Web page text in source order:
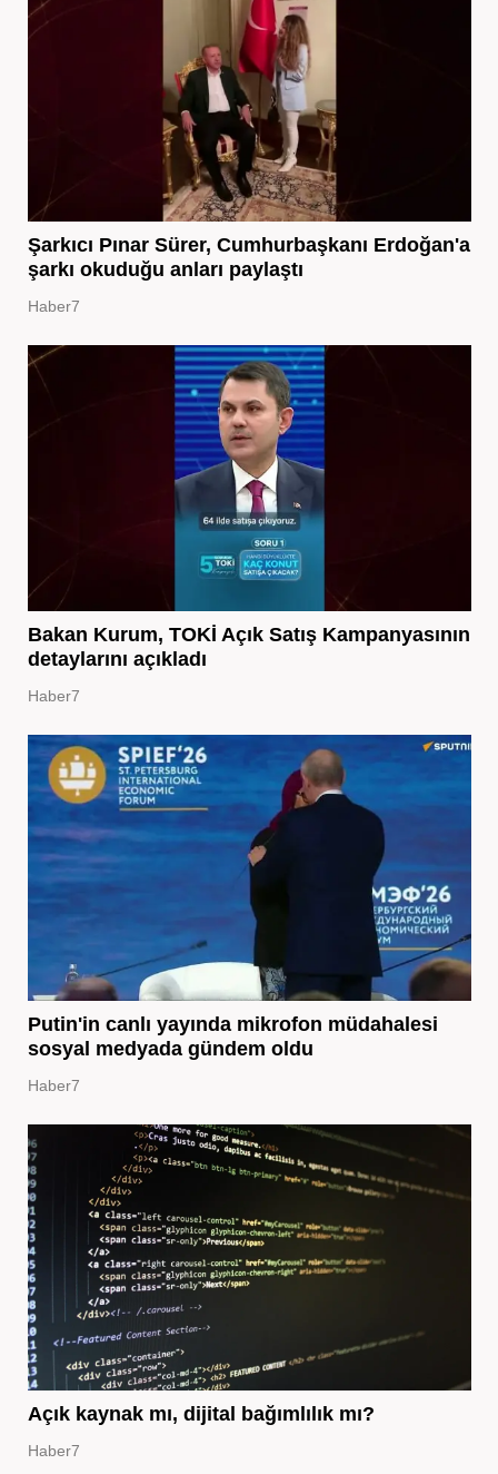
Şarkıcı Pınar Sürer, Cumhurbaşkanı Erdoğan'a
şarkı okuduğu anları paylaştı
Haber7
Bakan Kurum, TOKİ Açık Satış Kampanyasının
detaylarını açıkladı
Haber7
Putin'in canlı yayında mikrofon müdahalesi
sosyal medyada gündem oldu
Haber7
Açık kaynak mı, dijital bağımlılık mı?
Haber7